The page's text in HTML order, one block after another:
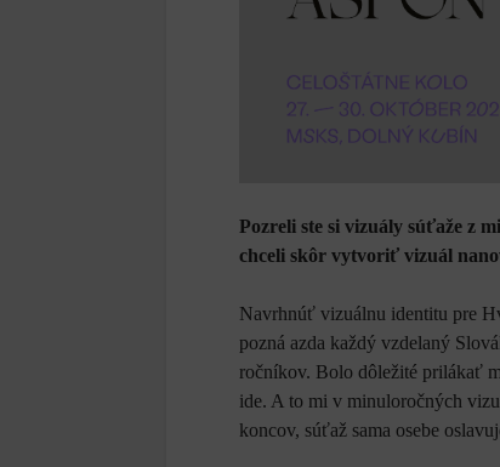
Pozreli ste si vizuály súťaže z
chceli skôr vytvoriť vizuál
Navrhnúť vizuálnu identitu pre
pozná azda každý vzdelaný
ročníkov. Bolo dôležité prilákať
ide. A to mi v minuloročných
koncov, súťaž sama osebe